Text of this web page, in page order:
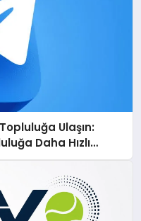
Ulaşın:
Daha Hızlı